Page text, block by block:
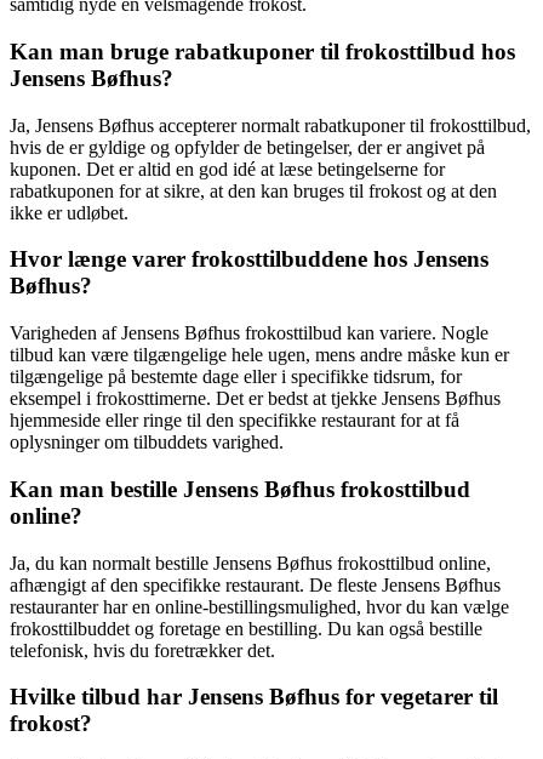
samtidig nyde en velsmagende frokost.
Kan man bruge rabatkuponer til frokosttilbud hos
Jensens Bøfhus?
Ja, Jensens Bøfhus accepterer normalt rabatkuponer til frokosttilbud,
hvis de er gyldige og opfylder de betingelser, der er angivet på
kuponen. Det er altid en god idé at læse betingelserne for
rabatkuponen for at sikre, at den kan bruges til frokost og at den
ikke er udløbet.
Hvor længe varer frokosttilbuddene hos Jensens
Bøfhus?
Varigheden af Jensens Bøfhus frokosttilbud kan variere. Nogle
tilbud kan være tilgængelige hele ugen, mens andre måske kun er
tilgængelige på bestemte dage eller i specifikke tidsrum, for
eksempel i frokosttimerne. Det er bedst at tjekke Jensens Bøfhus
hjemmeside eller ringe til den specifikke restaurant for at få
oplysninger om tilbuddets varighed.
Kan man bestille Jensens Bøfhus frokosttilbud
online?
Ja, du kan normalt bestille Jensens Bøfhus frokosttilbud online,
afhængigt af den specifikke restaurant. De fleste Jensens Bøfhus
restauranter har en online-bestillingsmulighed, hvor du kan vælge
frokosttilbuddet og foretage en bestilling. Du kan også bestille
telefonisk, hvis du foretrækker det.
Hvilke tilbud har Jensens Bøfhus for vegetarer til
frokost?